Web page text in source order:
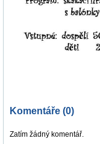
Komentáře (0)
Zatím žádný komentář.